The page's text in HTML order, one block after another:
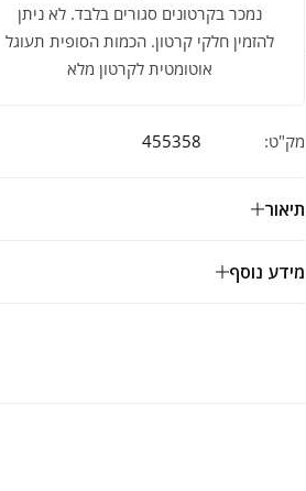
נמכר בקרטונים סגורים בלבד. לא ניתן
להזמין חלקי קרטון. הכמות הסופית תעוגל
אוטומטית לקרטון מלא
מק"ט: 455358
תיאור
מידע נוסף